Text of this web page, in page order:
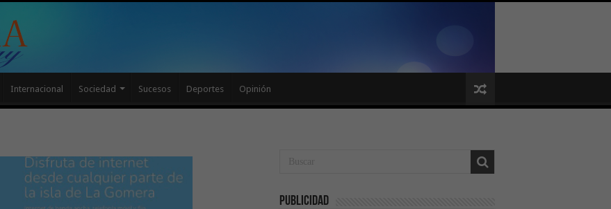
Internacional Sociedad Sucesos Deportes Opinión
Publicidad